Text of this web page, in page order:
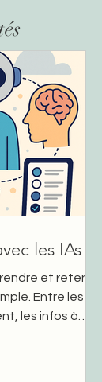
les IAs
et retenir
les
les infos à